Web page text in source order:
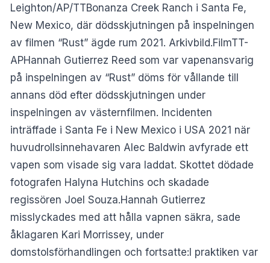
Leighton/AP/TTBonanza Creek Ranch i Santa Fe,
New Mexico, där dödsskjutningen på inspelningen
av filmen “Rust” ägde rum 2021. Arkivbild.FilmTT-
APHannah Gutierrez Reed som var vapenansvarig
på inspelningen av “Rust” döms för vållande till
annans död efter dödsskjutningen under
inspelningen av västernfilmen. Incidenten
inträffade i Santa Fe i New Mexico i USA 2021 när
huvudrollsinnehavaren Alec Baldwin avfyrade ett
vapen som visade sig vara laddat. Skottet dödade
fotografen Halyna Hutchins och skadade
regissören Joel Souza.Hannah Gutierrez
misslyckades med att hålla vapnen säkra, sade
åklagaren Kari Morrissey, under
domstolsförhandlingen och fortsatte:I praktiken var